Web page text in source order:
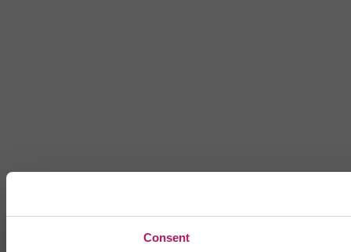
Consent